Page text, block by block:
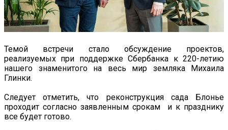
Темой встречи стало обсуждение проектов,
реализуемых при поддержке Сбербанка к 220-летию
нашего знаменитого на весь мир земляка Михаила
Глинки.
Следует отметить, что реконструкция сада Блонье
проходит согласно заявленным срокам и к празднику
все будет готово.